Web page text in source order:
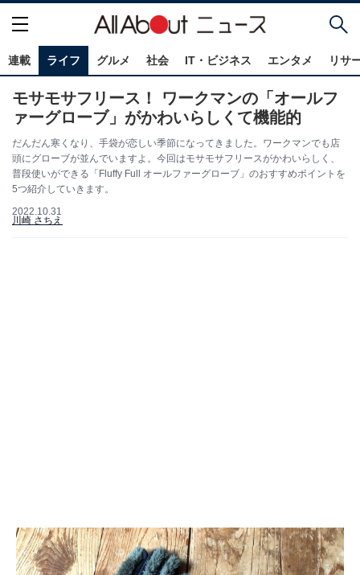
連載 ライフ グルメ 社会 IT・ビジネス エンタメ リサ
モサモサフリース！ ワークマンの「オールフ
ァーグローブ」がかわいらしくて機能的
だんだん寒くなり、手袋が恋しい季節になってきました。ワークマンでも店
頭にグローブが並んでいますよ。今回はモサモサフリースがかわいらしく、
普段使いができる「Fluffy Full オールファーグローブ」のおすすめポイントを
5つ紹介していきます。
2022.10.31
川崎 さちえ